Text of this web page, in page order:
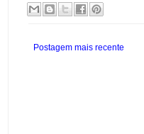
Postagem mais recente